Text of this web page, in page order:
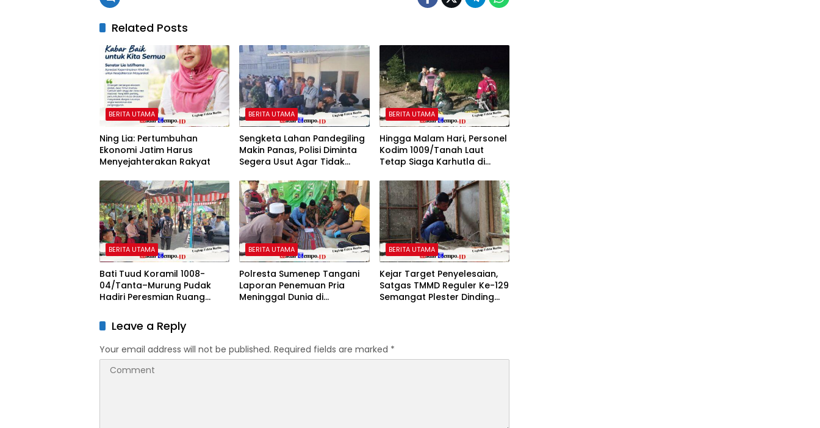
Related Posts
BERITA UTAMA
Ning Lia: Pertumbuhan
Ekonomi Jatim Harus
Menyejahterakan Rakyat
BERITA UTAMA
Sengketa Lahan Pandegiling
Makin Panas, Polisi Diminta
Segera Usut Agar Tidak
Surabaya
BERITA UTAMA
Hingga Malam Hari, Personel
Kodim 1009/Tanah Laut
Tetap Siaga Karhutla di
BERITA UTAMA
Bati Tuud Koramil 1008-
04/Tanta–Murung Pudak
Hadiri Peresmian Ruang
di Desa Padangin
BERITA UTAMA
Polresta Sumenep Tangani
Laporan Penemuan Pria
Meninggal Dunia di
BERITA UTAMA
Kejar Target Penyelesaian,
Satgas TMMD Reguler Ke-129
Semangat Plester Dinding
Leave a Reply
Your email address will not be published. Required fields are marked *